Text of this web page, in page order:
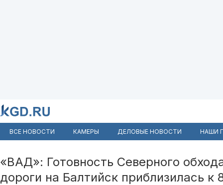
ВСЕ НОВОСТИ КАМЕРЫ ДЕЛОВЫЕ НОВОСТИ НАШИ
«ВАД»: Готовность Северного
дороги на Балтийск приблизилась